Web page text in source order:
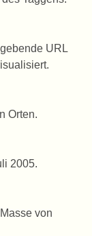
URL
Orten.
2005.
von